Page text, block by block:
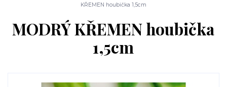
KŘEMEN houbička 1,5cm
MODRÝ KŘEMEN houbička
1,5cm